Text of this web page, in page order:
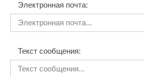
Электронная почта:
Текст сообщения: